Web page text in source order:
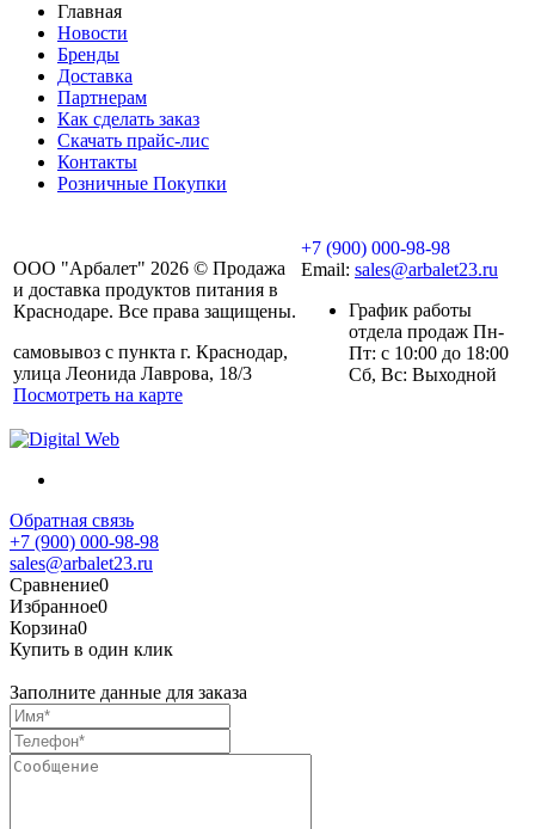
Главная
Новости
Бренды
Доставка
Партнерам
Как сделать заказ
Скачать прайс-лис
Контакты
Розничные Покупки
ООО "Арбалет" 2026 © Продажа
и доставка продуктов питания в
Краснодаре. Все права защищены.
самовывоз с пункта г. Краснодар,
улица Леонида Лаврова, 18/3
Посмотреть на карте
+7 (900) 000-98-98
Email: sales@arbalet23.ru
График работы
отдела продаж Пн-
Пт: с 10:00 до 18:00
Сб, Вс: Выходной
Обратная связь
+7 (900) 000-98-98
sales@arbalet23.ru
Сравнение0
Избранное0
Корзина0
Купить в один клик
Заполните данные для заказа